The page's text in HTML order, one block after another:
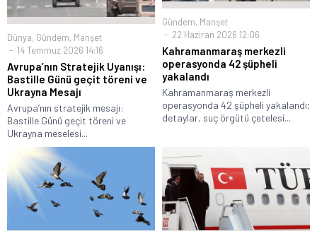
Dünya, Gündem, Manşet
14 Temmuz 2026 14:16
Avrupa’nın Stratejik Uyanışı:
Bastille Günü geçit töreni ve
Ukrayna Mesajı
Avrupa’nın stratejik mesajı:
Bastille Günü geçit töreni ve
Ukrayna meselesi...
Gündem, Manşet
22 Haziran 2026 12:06
Kahramanmaraş merkezli
operasyonda 42 şüpheli
yakalandı
Kahramanmaraş merkezli
operasyonda 42 şüpheli yakalandı;
detaylar, suç örgütü çetelesi...